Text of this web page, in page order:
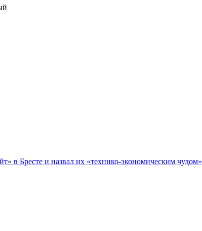
в Бресте и назвал их «технико-экономическим чудом»